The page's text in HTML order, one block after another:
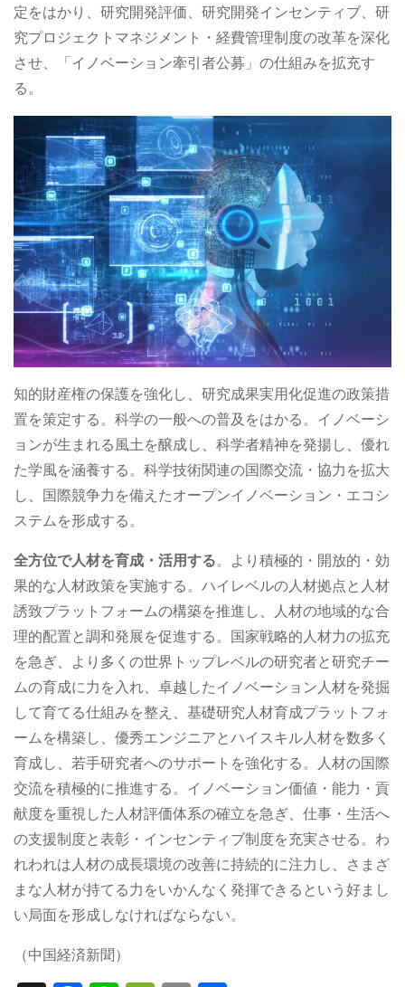
定をはかり、研究開発評価、研究開発インセンティブ、研
究プロジェクトマネジメント・経費管理制度の改革を深化
させ、「イノベーション牽引者公募」の仕組みを拡充す
る。
知的財産権の保護を強化し、研究成果実用化促進の政策措
置を策定する。科学の一般への普及をはかる。イノベーシ
ョンが生まれる風土を醸成し、科学者精神を発揚し、優れ
た学風を涵養する。科学技術関連の国際交流・協力を拡大
し、国際競争力を備えたオープンイノベーション・エコシ
ステムを形成する。
全方位で人材を育成・活用する。より積極的・開放的・効
果的な人材政策を実施する。ハイレベルの人材拠点と人材
誘致プラットフォームの構築を推進し、人材の地域的な合
理的配置と調和発展を促進する。国家戦略的人材力の拡充
を急ぎ、より多くの世界トップレベルの研究者と研究チー
ムの育成に力を入れ、卓越したイノベーション人材を発掘
して育てる仕組みを整え、基礎研究人材育成プラットフォ
ームを構築し、優秀エンジニアとハイスキル人材を数多く
育成し、若手研究者へのサポートを強化する。人材の国際
交流を積極的に推進する。イノベーション価値・能力・貢
献度を重視した人材評価体系の確立を急ぎ、仕事・生活へ
の支援制度と表彰・インセンティブ制度を充実させる。わ
れわれは人材の成長環境の改善に持続的に注力し、さまざ
まな人材が持てる力をいかんなく発揮できるという好まし
い局面を形成しなければならない。
（中国経済新聞）